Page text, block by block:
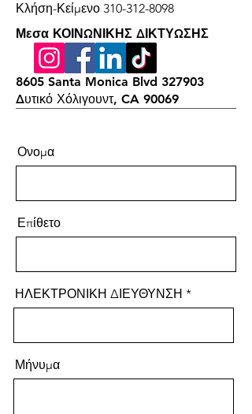
Κλήση-Κείμενο 310-312-8098
Μεσα ΚΟΙΝΩΝΙΚΗΣ ΔΙΚΤΥΩΣΗΣ
8605 Santa Monica Blvd 327903
Δυτικό Χόλιγουντ, CA 90069
Ονομα
Επίθετο
ΗΛΕΚΤΡΟΝΙΚΗ ΔΙΕΥΘΥΝΣΗ
Μήνυμα